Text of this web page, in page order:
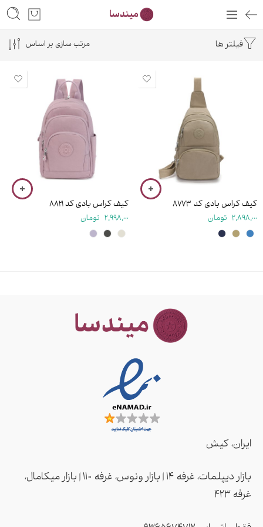
فیلتر ها مرتب سازی بر اساس
کیف کراس بادی کد ۸۷۷۳
2,898,000 تومان
کیف کراس بادی کد ۸۸۲۱
2,998,000 تومان
ایران، کیش
بازار دیپلمات، غرفه ۱۴ | بازار ونوس، غرفه ۱۱۰ | بازار میکامال،
غرفه ۴2۳